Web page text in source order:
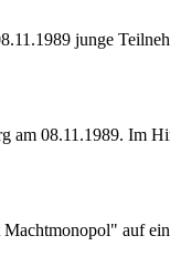
junge
08.11.1989. Im
auf